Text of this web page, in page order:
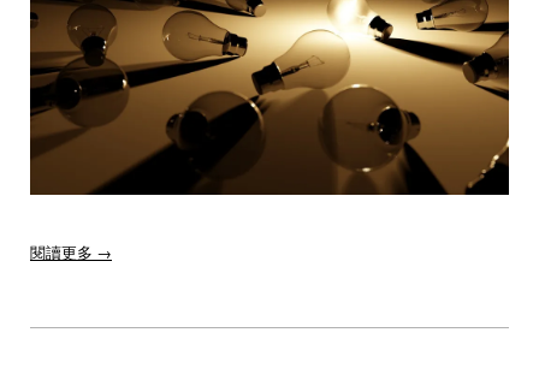
閱讀更多 →